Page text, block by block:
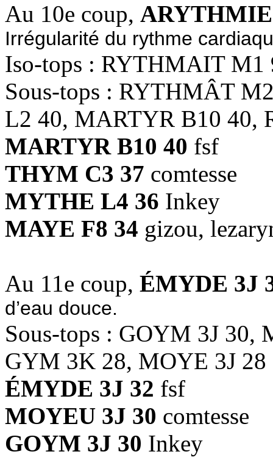
Au 10e coup,
Irrégularité du rythme
Iso-tops : RYTHMAIT M1
Sous-tops : RYTHMÂT
L2 40, MARTYR B10 40,
MARTYR B10 40 fsf
THYM C3 37 comtesse
MYTHE L4 36 Inkey
MAYE F8 34 gizou,
Au 11e coup, ÉMYDE 3J
d’eau douce.
Sous-tops : GOYM 3J 30,
GYM 3K 28, MOYE 3J 28
ÉMYDE 3J 32 fsf
MOYEU 3J 30 comtesse
GOYM 3J 30 Inkey